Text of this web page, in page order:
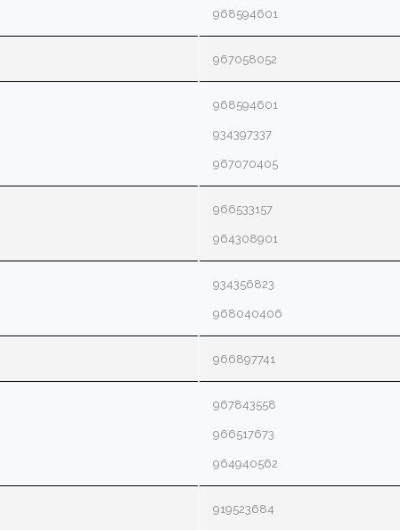
968594601
967058052
968594601
934397337
967070405
966533157
964308901
934356823
968040406
966897741
967843558
966517673
964940562
919523684